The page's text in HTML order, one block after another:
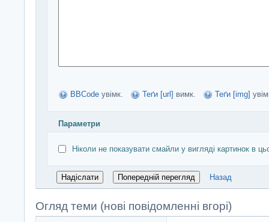
BBCode увімк. Теґи [url] вимк. Теґи [img]
Параметри
Ніколи не показувати смайли у вигляді картинок в
Назад
Огляд теми (нові повідомленні вгорі)